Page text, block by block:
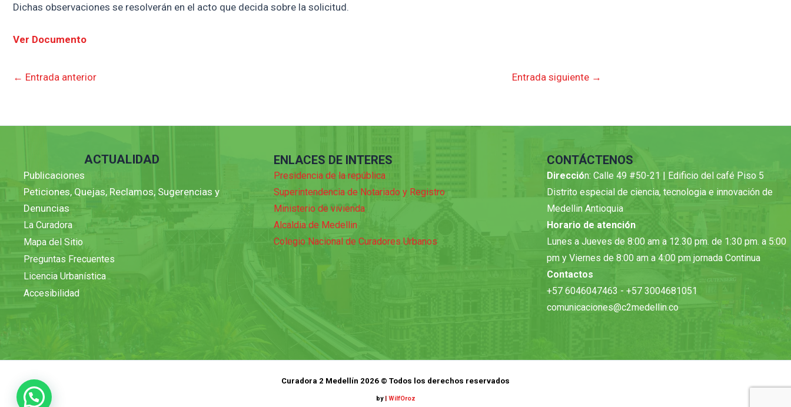
Dichas observaciones se resolverán en el acto que decida sobre la solicitud.
Ver Documento
← Entrada anterior Entrada siguiente →
ACTUALIDAD
Publicaciones
Peticiones, Quejas, Reclamos, Sugerencias y
Denuncias
La Curadora
Mapa del Sitio
Preguntas Frecuentes
Licencia Urbanística
Accesibilidad
ENLACES DE INTERES
Presidencia de la república
Superintendencia de Notariado y Registro
Ministerio de vivienda
Alcaldia de Medellin
Colegio Nacional de Curadores Urbanos
CONTÁCTENOS
Dirección: Calle 49 #50-21 | Edificio del café Piso 5
Distrito especial de ciencia, tecnologia e innovación de
Medellin Antioquia
Horario de atención
Lunes a Jueves de 8:00 am a 12.30 pm. de 1:30 pm. a 5:00
pm y Viernes de 8:00 am a 4:00 pm jornada Continua
Contactos
+57 6046047463 - +57 3004681051
comunicaciones@c2medellin.co
Curadora 2 Medellín 2026 © Todos los derechos reservados
by| WilfOroz